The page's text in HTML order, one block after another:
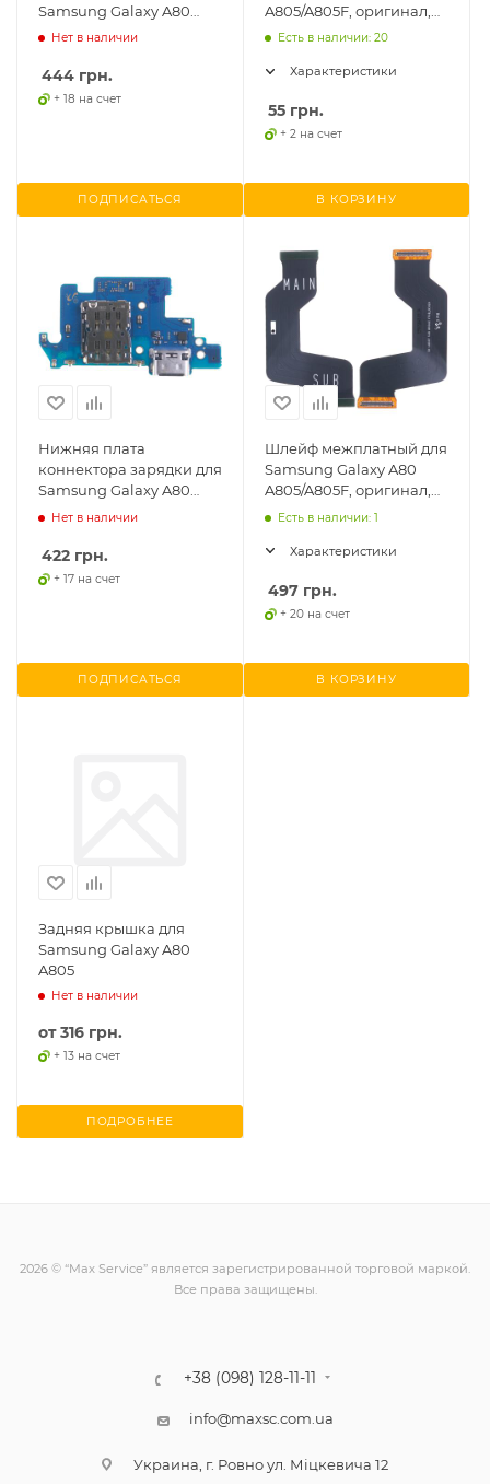
Samsung Galaxy A80
A805, с коннектором
Нет в наличии
444 грн.
+ 18 на счет
ПОДПИСАТЬСЯ
A805/A805F, оригинал,
USB Type-C
Есть в наличии: 20
Характеристики
55 грн.
+ 2 на счет
В КОРЗИНУ
Нижняя плата
коннектора зарядки для
Samsung Galaxy A80
A805, с коннектором
Нет в наличии
422 грн.
+ 17 на счет
ПОДПИСАТЬСЯ
Шлейф межплатный для
Samsung Galaxy A80
A805/A805F, оригинал,
FPCB_REV0.4
Есть в наличии: 1
Характеристики
497 грн.
+ 20 на счет
В КОРЗИНУ
Задняя крышка для
Samsung Galaxy A80
A805
Нет в наличии
от316 грн.
+ 13 на счет
ПОДРОБНЕЕ
2026 © “Max Service” является зарегистрированной торговой маркой.
Все права защищены.
+38 (098) 128-11-11
info@maxsc.com.ua
Украина, г. Ровно ул. Міцкевича 12